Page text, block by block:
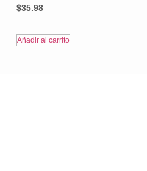
$35.98
Añadir al carrito